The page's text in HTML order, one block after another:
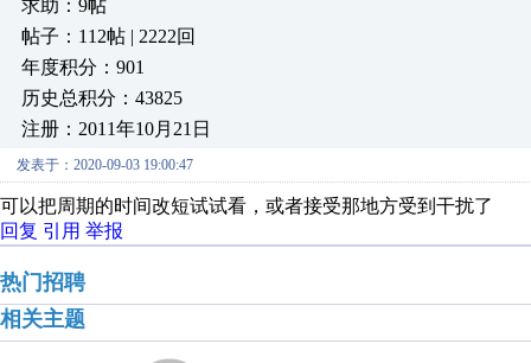
求助：9帖
帖子：112帖 | 2222回
年度积分：901
历史总积分：43825
注册：2011年10月21日
发表于：2020-09-03 19:00:47
可以把周期的时间改短试试看，或者接受那地方受到干扰了
回复 引用 举报
热门招聘
相关主题